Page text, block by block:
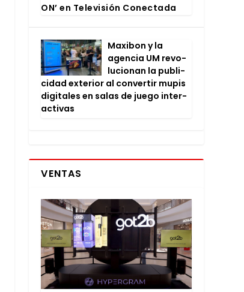
ON’ en Tele­vi­sión Conec­ta­da
Maxi­bon y la
agen­cia UM revo­
lu­cio­nan la publi­
ci­dad exte­rior al con­ver­tir mupis
digi­ta­les en salas de jue­go inter­
ac­ti­vas
VENTAS